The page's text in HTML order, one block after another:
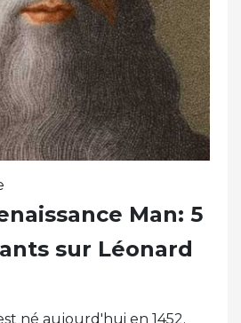
Man: 5
sur Léonard
né aujourd'hui en 1452.